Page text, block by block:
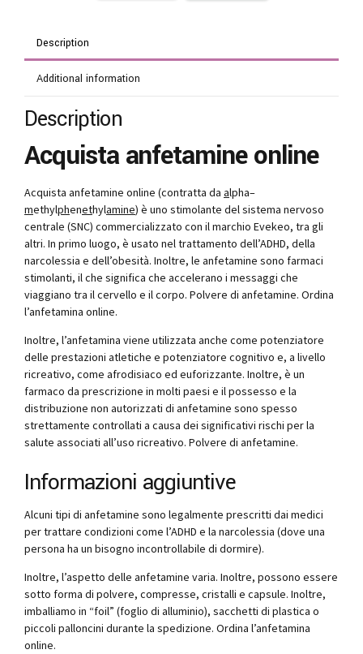
Description
Additional information
Description
Acquista anfetamine online
Acquista anfetamine online (contratta da alpha–
methylphenethylamine) è uno stimolante del sistema nervoso
centrale (SNC) commercializzato con il marchio Evekeo, tra gli
altri. In primo luogo, è usato nel trattamento dell’ADHD, della
narcolessia e dell’obesità. Inoltre, le anfetamine sono farmaci
stimolanti, il che significa che accelerano i messaggi che
viaggiano tra il cervello e il corpo. Polvere di anfetamine. Ordina
l’anfetamina online.
Inoltre, l’anfetamina viene utilizzata anche come potenziatore
delle prestazioni atletiche e potenziatore cognitivo e, a livello
ricreativo, come afrodisiaco ed euforizzante. Inoltre, è un
farmaco da prescrizione in molti paesi e il possesso e la
distribuzione non autorizzati di anfetamine sono spesso
strettamente controllati a causa dei significativi rischi per la
salute associati all’uso ricreativo. Polvere di anfetamine.
Informazioni aggiuntive
Alcuni tipi di anfetamine sono legalmente prescritti dai medici
per trattare condizioni come l’ADHD e la narcolessia (dove una
persona ha un bisogno incontrollabile di dormire).
Inoltre, l’aspetto delle anfetamine varia. Inoltre, possono essere
sotto forma di polvere, compresse, cristalli e capsule. Inoltre,
imballiamo in “foil” (foglio di alluminio), sacchetti di plastica o
piccoli palloncini durante la spedizione. Ordina l’anfetamina
online.